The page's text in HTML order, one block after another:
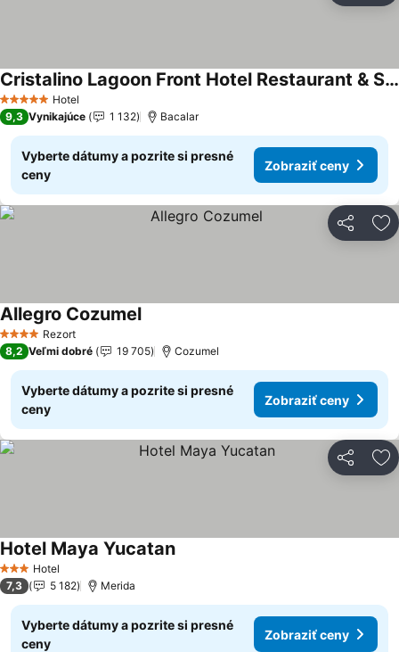
5 Počet hviezdičiek
Hotel
Cristalino Lagoon Front Hotel Restaurant & Spa
Zobraziť ceny
9,3 Vynikajúce 1 132 Bacalar
Vyberte dátumy a pozrite si presné
ceny
Zobraziť ceny
Zdieľať
4 Počet hviezdičiek
Rezort
Allegro CozumelZobraziť ceny
8,2 Veľmi dobré 19 705 Cozumel
Vyberte dátumy a pozrite si presné
ceny
Zobraziť ceny
Zdieľať
3 Počet hviezdičiek
Hotel
Hotel Maya YucatanZobraziť ceny
7,3 5 182 Merida
Vyberte dátumy a pozrite si presné
ceny
Zobraziť ceny